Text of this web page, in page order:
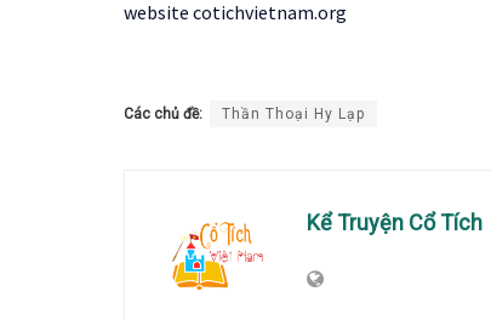
website cotichvietnam.org
Các chủ đề: Thần Thoại Hy Lạp
Kể Truyện Cổ Tích